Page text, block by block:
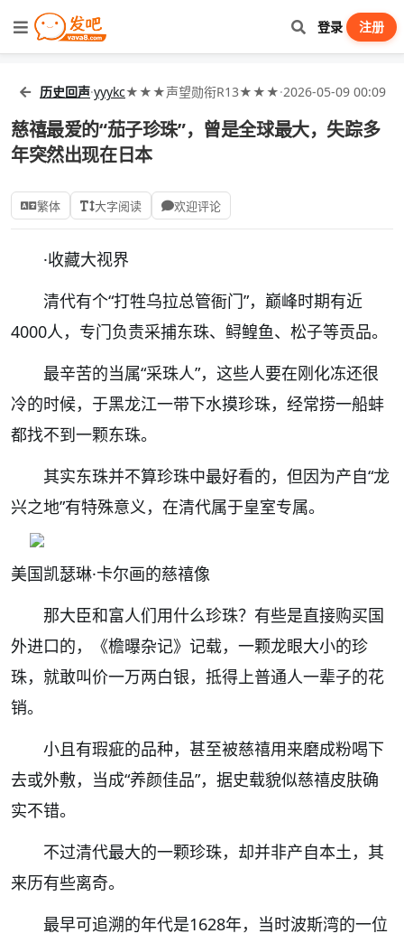
登录 注册
历史回声·yyykc★★★声望勋衔R13★★★·2026-05-09 00:09
慈禧最爱的“茄子珍珠”，曾是全球最大，失踪多
年突然出现在日本
繁体 大字阅读 欢迎评论
·收藏大视界
清代有个“打牲乌拉总管衙门”，巅峰时期有近
4000人，专门负责采捕东珠、鲟鳇鱼、松子等贡品。
最辛苦的当属“采珠人”，这些人要在刚化冻还很
冷的时候，于黑龙江一带下水摸珍珠，经常捞一船蚌
都找不到一颗东珠。
其实东珠并不算珍珠中最好看的， 但因为产自“龙
兴之地”有特殊意义，在清代属于皇室专属。
美国凯瑟琳·卡尔画的慈禧像
那大臣和富人们用什么珍珠？有些是直接购买国
外进口的，《檐曝杂记》记载，一颗龙眼大小的珍
珠， 就敢叫价一万两白银， 抵得上普通人一辈子的花
销。
小且有瑕疵的品种，甚至被慈禧用来磨成粉喝下
去或外敷，当成“养颜佳品”， 据史载貌似慈禧皮肤确
实不错。
不过清代最大的一颗珍珠，却并非产自本土，其
来历有些离奇。
最早可追溯的年代是1628年，当时波斯湾的一位